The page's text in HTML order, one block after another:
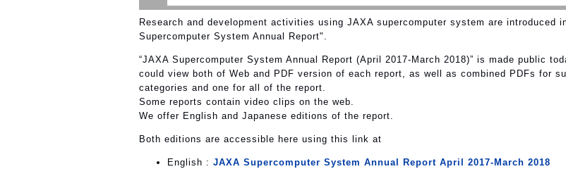
Research and development activities using JAXA supercomputer system are introduced
Supercomputer System Annual Report".
“JAXA Supercomputer System Annual Report (April 2017-March 2018)” is made public
could view both of Web and PDF version of each report, as well as combined PDFs for
categories and one for all of the report.
Some reports contain video clips on the web.
We offer English and Japanese editions of the report.
Both editions are accessible here using this link at
English : JAXA Supercomputer System Annual Report April 2017-March 2018